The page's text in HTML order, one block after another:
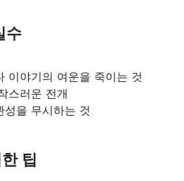
수
이야기의 여운을 죽이는 것
스러운 전개
성을 무시하는 것
팁